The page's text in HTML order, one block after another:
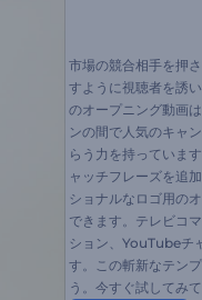
市場の競合相手を押
すように視聴者を誘
のオープニング動画
ンの間で人気のキャ
らう力を持っていま
ャッチフレーズを追
ショナルなロゴ用の
できます。テレビコ
ション、YouTubeチ
す。この斬新なテン
う。今すぐ試してみて